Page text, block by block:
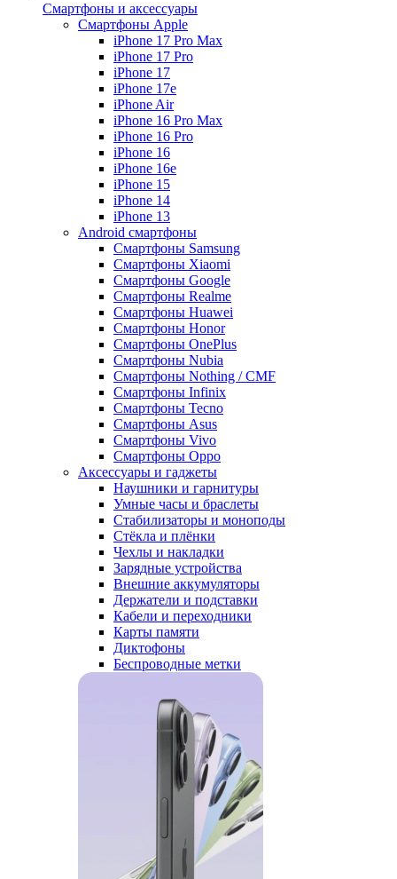
Смартфоны и аксессуары
Смартфоны Apple
iPhone 17 Pro Max
iPhone 17 Pro
iPhone 17
iPhone 17e
iPhone Air
iPhone 16 Pro Max
iPhone 16 Pro
iPhone 16
iPhone 16e
iPhone 15
iPhone 14
iPhone 13
Android cмартфоны
Смартфоны Samsung
Смартфоны Xiaomi
Смартфоны Google
Смартфоны Realme
Смартфоны Huawei
Смартфоны Honor
Смартфоны OnePlus
Смартфоны Nubia
Смартфоны Nothing / CMF
Смартфоны Infinix
Смартфоны Tecno
Смартфоны Asus
Смартфоны Vivo
Смартфоны Oppo
Аксессуары и гаджеты
Наушники и гарнитуры
Умные часы и браслеты
Стабилизаторы и моноподы
Стёкла и плёнки
Чехлы и накладки
Зарядные устройства
Внешние аккумуляторы
Держатели и подставки
Кабели и переходники
Карты памяти
Диктофоны
Беспроводные метки